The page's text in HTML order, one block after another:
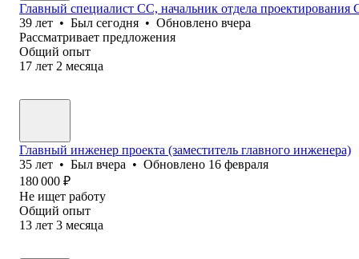
Главный специалист СС, начальник отдела проектирования
39 лет • Был сегодня • Обновлено вчера
Рассматривает предложения
Общий опыт
17 лет 2 месяца
Главный инженер проекта (заместитель главного инженера)
35 лет • Был вчера • Обновлено 16 февраля
180 000 ₽
Не ищет работу
Общий опыт
13 лет 3 месяца